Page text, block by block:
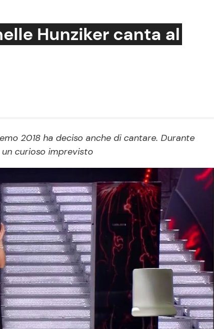
Le Ricette in TV
Primi Piatti
Ricette Facili e Veloci
Ricette Feste
Ricette per Bambini
Hunziker canta al
2018 ha deciso anche di cantare. Durante
curioso imprevisto